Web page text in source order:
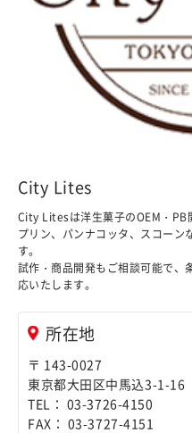
City Lites
City Litesは洋生菓子のOEM・PB
プリン、パンナコッタ、スコーン
す。
試作・商品開発もご相談可能で、
応いたします。
所在地
〒 143-0027
東京都大田区中馬込3-1-16
TEL： 03-3726-4150
FAX： 03-3727-4151